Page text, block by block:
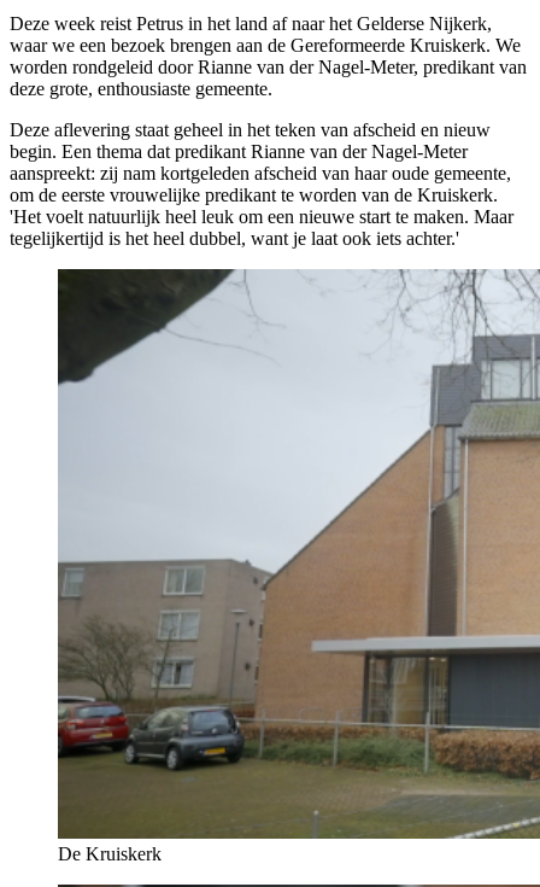
Deze week reist Petrus in het land af naar het Gelderse Nijkerk,
waar we een bezoek brengen aan de Gereformeerde Kruiskerk. We
worden rondgeleid door Rianne van der Nagel-Meter, predikant van
deze grote, enthousiaste gemeente.
Deze aflevering staat geheel in het teken van afscheid en nieuw
begin. Een thema dat predikant Rianne van der Nagel-Meter
aanspreekt: zij nam kortgeleden afscheid van haar oude gemeente,
om de eerste vrouwelijke predikant te worden van de Kruiskerk.
'Het voelt natuurlijk heel leuk om een nieuwe start te maken. Maar
tegelijkertijd is het heel dubbel, want je laat ook iets achter.'
De Kruiskerk